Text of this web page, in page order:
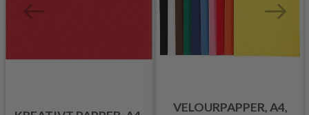
VELOURPAPPER, A4,